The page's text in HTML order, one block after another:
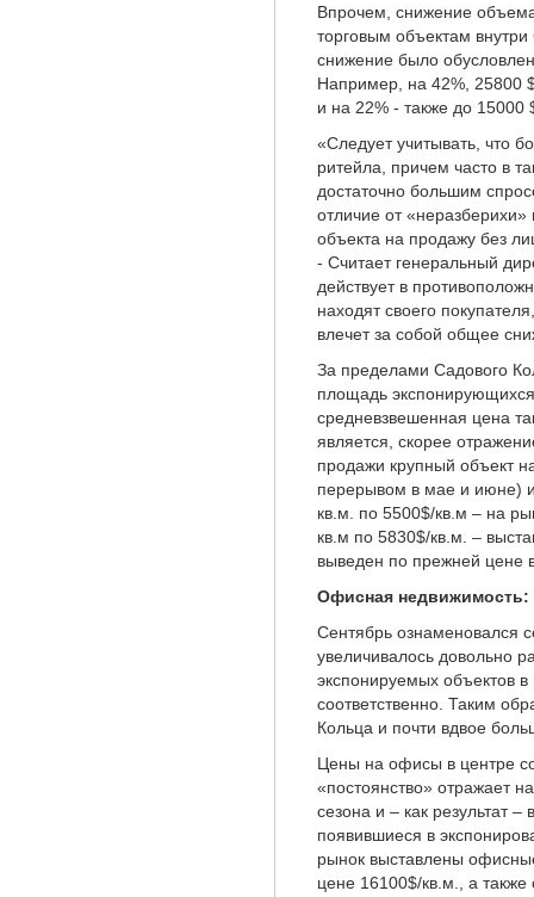
Впрочем, снижение
торговым объектам
снижение было
Например, на 42%, 25800
и на 22% - также до 15000
«Следует учитывать, что
ритейла, причем часто в
достаточно большим
отличие от
объекта на продажу без
- Считает генеральный
действует в
находят своего
влечет за собой общее
За пределами Садового
площадь
средневзвешенная цена
является, скорее
продажи крупный объект
перерывом в мае и июне)
кв.м. по 5500$/кв.м – на
кв.м по 5830$/кв.м. –
выведен по прежней цене
Офисная недвижимость:
Сентябрь ознаменовался
увеличивалось довольно
экспонируемых объектов
соответственно. Таким
Кольца и почти вдвое
Цены на офисы в центре
«постоянство» отражает
сезона и – как результат
появившиеся в
рынок выставлены
цене 16100$/кв.м., а также